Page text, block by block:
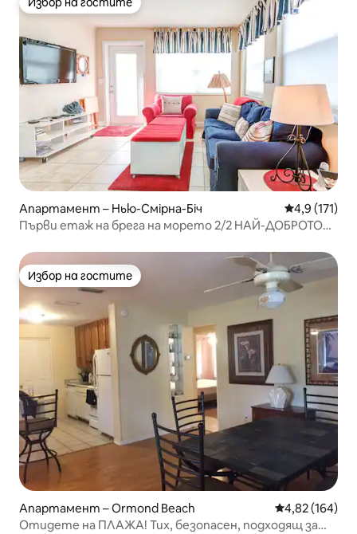
Избор на гостите
Апартамент – Нью-Смірна-Біч Средна
4,9 (171)
Първи етаж на брега на морето 2/2 НАЙ-ДОБРОТО
Избор на гостите
Избор на гостите
Апартамент – Ormond Beach Средна
4,82 (164)
Отидете на ПЛАЖА! Тих, безопасен, подходящ за